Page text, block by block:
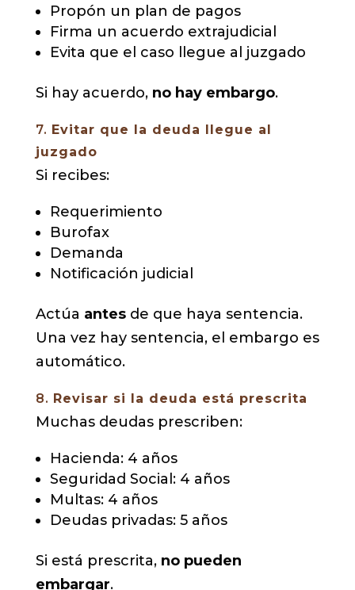
Propón un plan de pagos
Firma un acuerdo extrajudicial
Evita que el caso llegue al juzgado
Si hay acuerdo, no hay embargo.
7. Evitar que la deuda llegue al
juzgado
Si recibes:
Requerimiento
Burofax
Demanda
Notificación judicial
Actúa antesde que haya sentencia.
Una vez hay sentencia, el embargo es
automático.
8. Revisar si la deuda está prescrita
Muchas deudas prescriben:
Hacienda: 4 años
Seguridad Social: 4 años
Multas: 4 años
Deudas privadas: 5 años
Si está prescrita, no pueden
embargar.